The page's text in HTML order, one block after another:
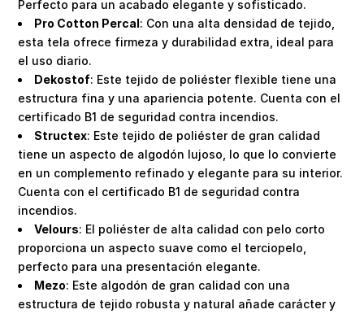
Perfecto para un acabado elegante y sofisticado.
Pro Cotton Percal: Con una alta densidad de tejido,
esta tela ofrece firmeza y durabilidad extra, ideal para
el uso diario.
Dekostof: Este tejido de poliéster flexible tiene una
estructura fina y una apariencia potente. Cuenta con el
certificado B1 de seguridad contra incendios.
Structex: Este tejido de poliéster de gran calidad
tiene un aspecto de algodón lujoso, lo que lo convierte
en un complemento refinado y elegante para su interior.
Cuenta con el certificado B1 de seguridad contra
incendios.
Velours: El poliéster de alta calidad con pelo corto
proporciona un aspecto suave como el terciopelo,
perfecto para una presentación elegante.
Mezo: Este algodón de gran calidad con una
estructura de tejido robusta y natural añade carácter y